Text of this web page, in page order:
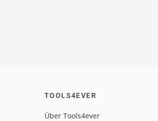
TOOLS4EVER
Über Tools4ever